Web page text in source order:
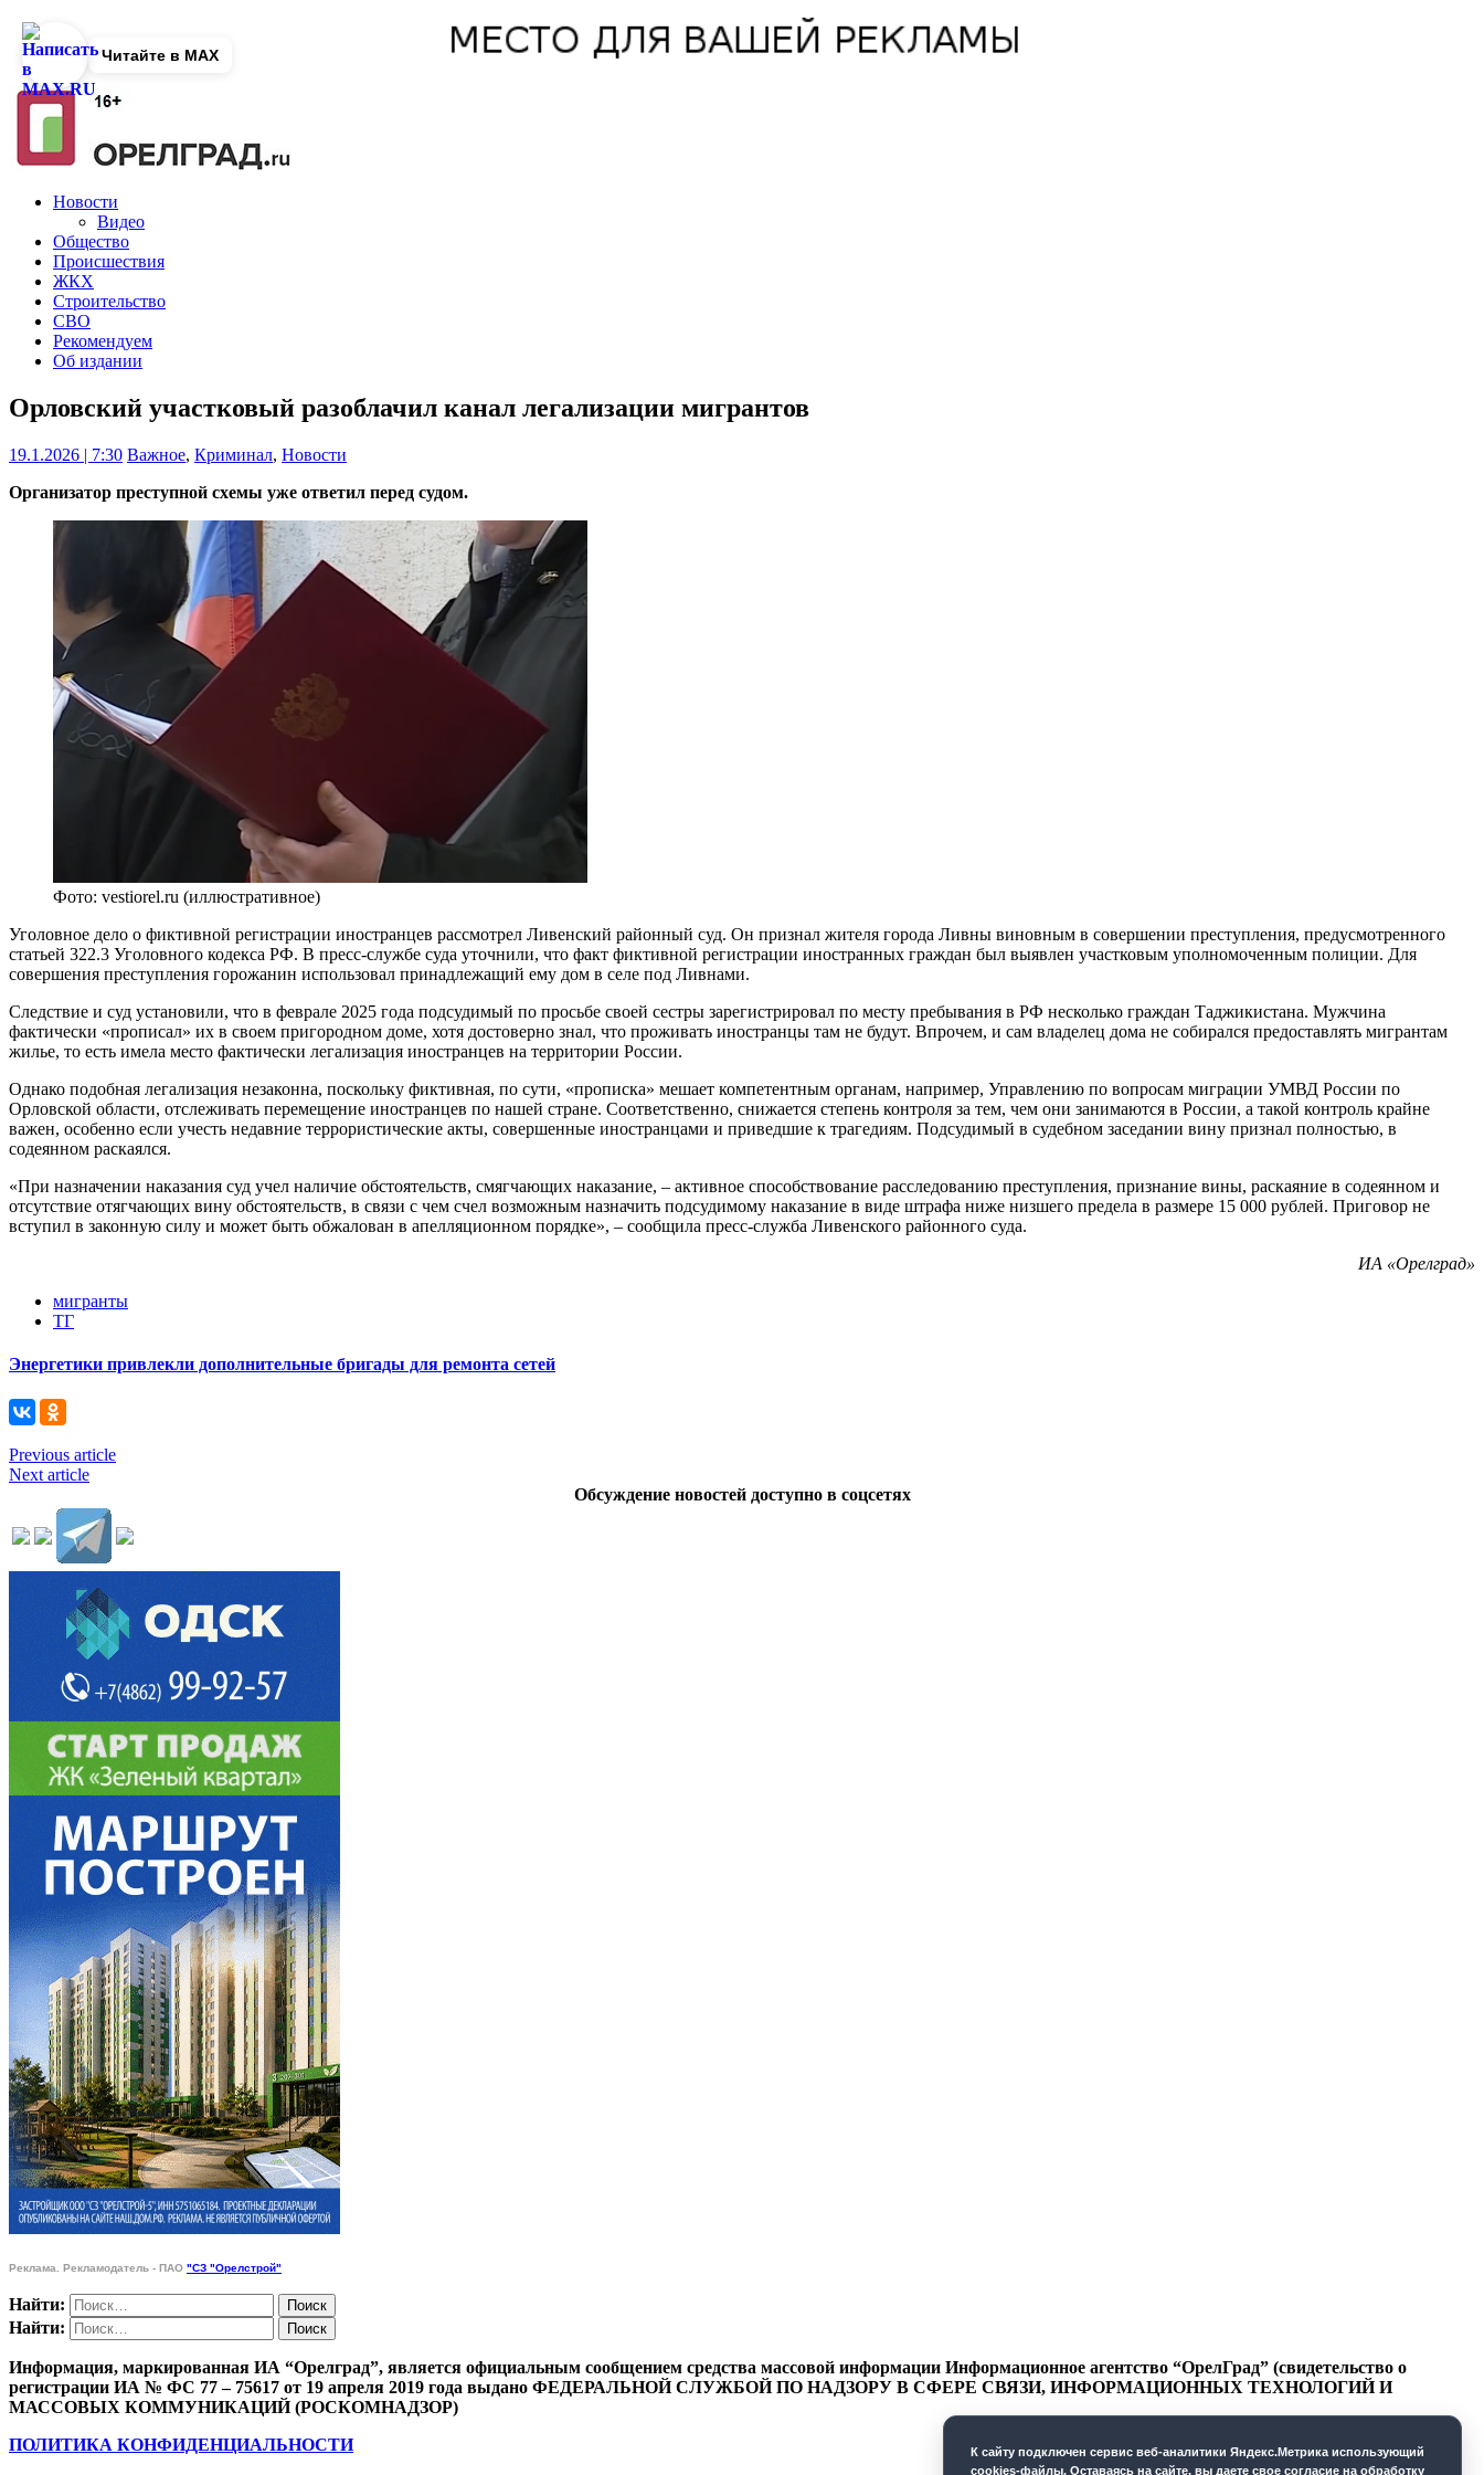
Новости
Видео
Общество
Происшествия
ЖКХ
Строительство
СВО
Рекомендуем
Об издании
Орловский участковый разоблачил канал легализации мигрантов
19.1.2026 | 7:30 Важное, Криминал, Новости
Организатор преступной схемы уже ответил перед судом.
Фото: vestiorel.ru (иллюстративное)
Уголовное дело о фиктивной регистрации иностранцев рассмотрел Ливенский районный суд. Он признал жителя города Ливны виновным в совершении преступления, предусмотренного
статьей 322.3 Уголовного кодекса РФ. В пресс-службе суда уточнили, что факт фиктивной регистрации иностранных граждан был выявлен участковым уполномоченным полиции. Для
совершения преступления горожанин использовал принадлежащий ему дом в селе под Ливнами.
Следствие и суд установили, что в феврале 2025 года подсудимый по просьбе своей сестры зарегистрировал по месту пребывания в РФ несколько граждан Таджикистана. Мужчина
фактически «прописал» их в своем пригородном доме, хотя достоверно знал, что проживать иностранцы там не будут. Впрочем, и сам владелец дома не собирался предоставлять мигрантам
жилье, то есть имела место фактически легализация иностранцев на территории России.
Однако подобная легализация незаконна, поскольку фиктивная, по сути, «прописка» мешает компетентным органам, например, Управлению по вопросам миграции УМВД России по
Орловской области, отслеживать перемещение иностранцев по нашей стране. Соответственно, снижается степень контроля за тем, чем они занимаются в России, а такой контроль крайне
важен, особенно если учесть недавние террористические акты, совершенные иностранцами и приведшие к трагедиям. Подсудимый в судебном заседании вину признал полностью, в
содеянном раскаялся.
«При назначении наказания суд учел наличие обстоятельств, смягчающих наказание, – активное способствование расследованию преступления, признание вины, раскаяние в содеянном и
отсутствие отягчающих вину обстоятельств, в связи с чем счел возможным назначить подсудимому наказание в виде штрафа ниже низшего предела в размере 15 000 рублей. Приговор не
вступил в законную силу и может быть обжалован в апелляционном порядке», – сообщила пресс-служба Ливенского районного суда.
ИА «Орелград»
мигранты
ТГ
Энергетики привлекли дополнительные бригады для ремонта сетей
Previous article
Next article
Обсуждение новостей доступно в соцсетях
Реклама. Рекламодатель - ПАО "СЗ "Орелстрой"
Найти:
Найти:
Информация, маркированная ИА “Орелград”, является официальным сообщением средства массовой информации Информационное агентство “ОрелГрад” (свидетельство о
регистрации ИА № ФС 77 – 75617 от 19 апреля 2019 года выдано ФЕДЕРАЛЬНОЙ СЛУЖБОЙ ПО НАДЗОРУ В СФЕРЕ СВЯЗИ, ИНФОРМАЦИОННЫХ ТЕХНОЛОГИЙ И
МАССОВЫХ КОММУНИКАЦИЙ (РОСКОМНАДЗОР)
ПОЛИТИКА КОНФИДЕНЦИАЛЬНОСТИ
Читайте в MAX
К cайту подключен сервис веб-аналитики Яндекс.Метрика использующий
cookies-файлы. Оставаясь на сайте, вы даете свое согласие на обработку